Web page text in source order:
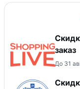
заказ
До 31